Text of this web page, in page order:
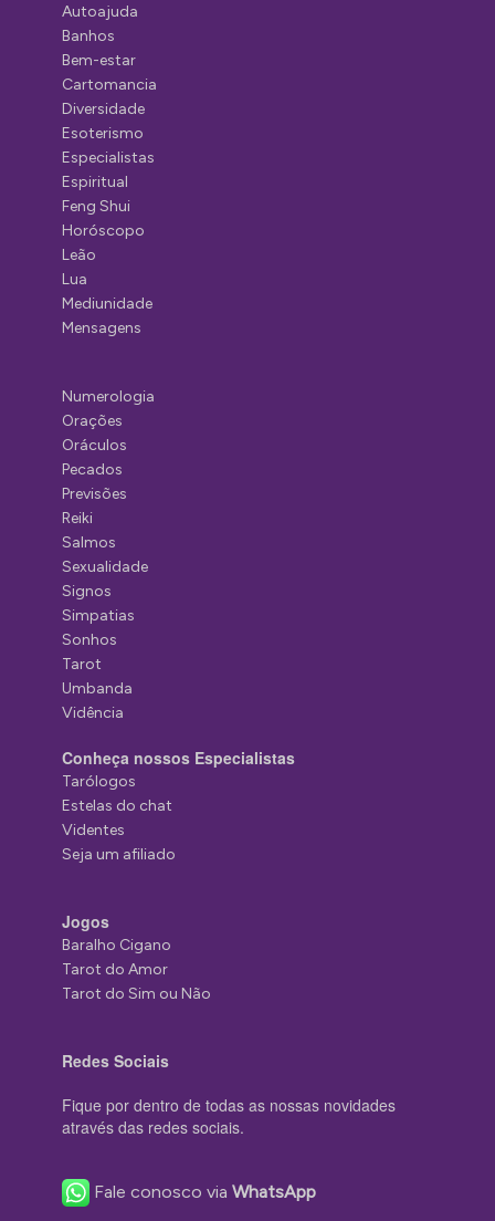
Autoajuda
Banhos
Bem-estar
Cartomancia
Diversidade
Esoterismo
Especialistas
Espiritual
Feng Shui
Horóscopo
Leão
Lua
Mediunidade
Mensagens
Numerologia
Orações
Oráculos
Pecados
Previsões
Reiki
Salmos
Sexualidade
Signos
Simpatias
Sonhos
Tarot
Umbanda
Vidência
Conheça nossos Especialistas
Tarólogos
Estelas do chat
Videntes
Seja um afiliado
Jogos
Baralho Cigano
Tarot do Amor
Tarot do Sim ou Não
Redes Sociais
Fique por dentro de todas as nossas novidades
através das redes sociais.
Fale conosco viaWhatsApp